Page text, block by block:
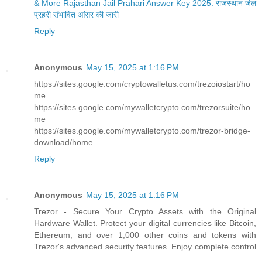
& More Rajasthan Jail Prahari Answer Key 2025: राजस्थान जेल
प्रहरी संभावित आंसर की जारी
Reply
Anonymous May 15, 2025 at 1:16 PM
https://sites.google.com/cryptowalletus.com/trezoiostart/ho
me
https://sites.google.com/mywalletcrypto.com/trezorsuite/ho
me
https://sites.google.com/mywalletcrypto.com/trezor-bridge-
download/home
Reply
Anonymous May 15, 2025 at 1:16 PM
Trezor - Secure Your Crypto Assets with the Original
Hardware Wallet. Protect your digital currencies like Bitcoin,
Ethereum, and over 1,000 other coins and tokens with
Trezor's advanced security features. Enjoy complete control